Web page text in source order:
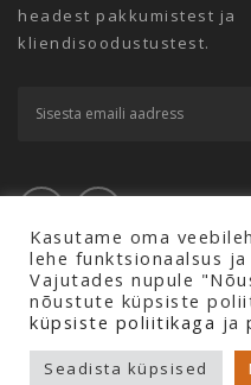
headest pakkumistest ja
kliendisoodustustest.
Copyright © 2026
Kasutame oma
lehe funktsionaalsus
Vajutades nupule
nõustute küpsiste
küpsiste poliitikaga ja
Seadista küpsised